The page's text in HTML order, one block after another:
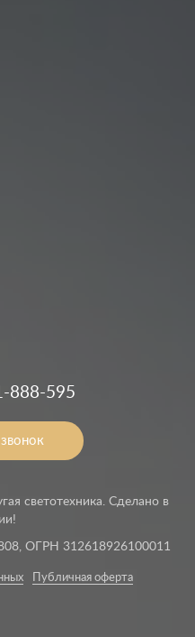
888-595
светотехника. Сделано в
ОГРН 312618926100011
Публичная оферта